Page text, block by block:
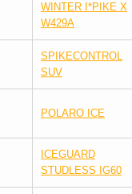
WINTER I*PIKE X
W429A
SPIKECONTROL
SUV
POLARO ICE
ICEGUARD
STUDLESS IG60